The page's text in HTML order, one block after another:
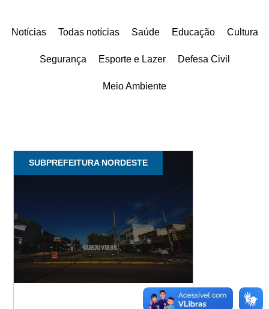
Notícias Todas notícias Saúde Educação Cultura
Segurança Esporte e Lazer Defesa Civil
Meio Ambiente
SUBPREFEITURA NORDESTE